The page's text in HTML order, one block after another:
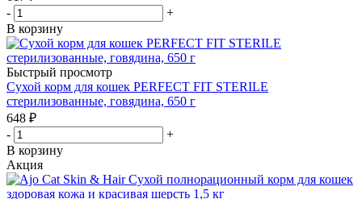
-
+
В корзину
Быстрый просмотр
Сухой корм для кошек PERFECT FIT STERILE
стерилизованные, говядина, 650 г
648 ₽
-
+
В корзину
Акция